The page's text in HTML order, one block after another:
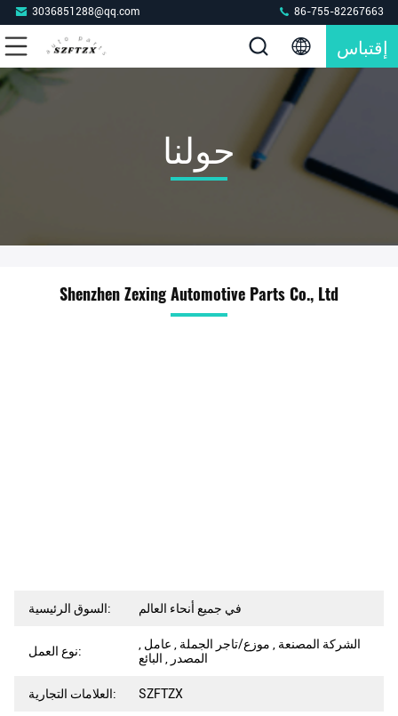
3036851288@qq.com 86-755-82267663
إقتباس
حولنا
Shenzhen Zexing Automotive Parts Co., Ltd
السوق الرئيسية: في جميع أنحاء العالم
نوع العمل:
الشركة المصنعة , موزع/تاجر الجملة , عامل ,
المصدر , البائع
العلامات التجارية: SZFTZX